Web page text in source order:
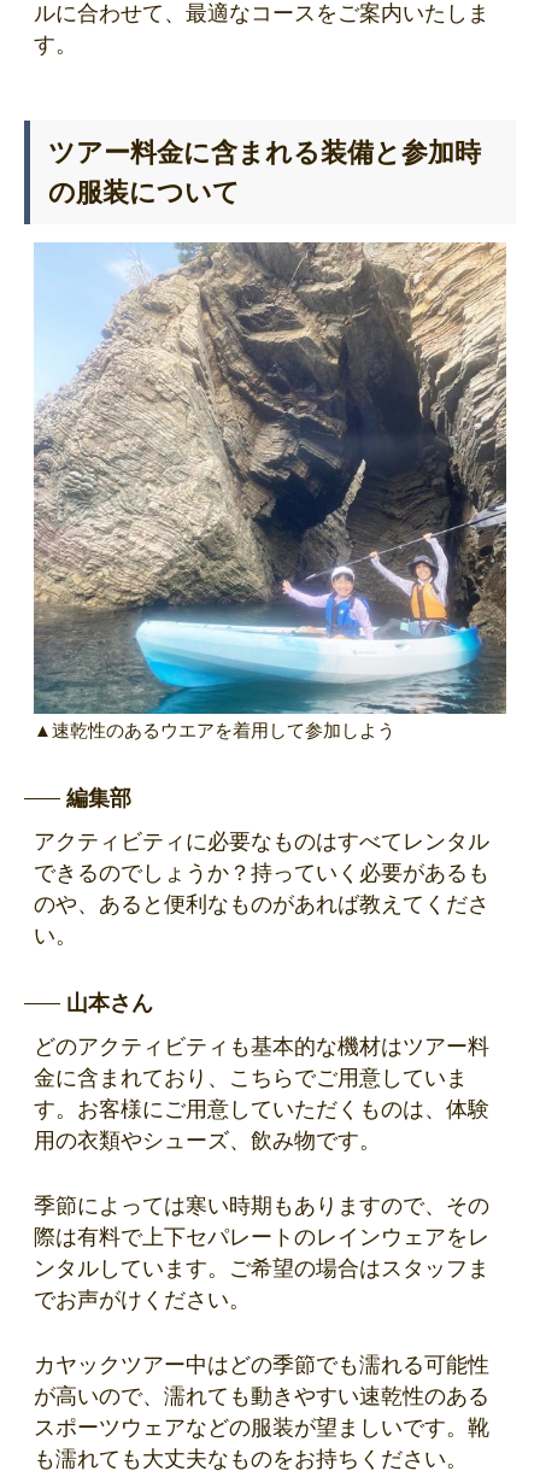
ルに合わせて、最適なコースをご案内いたしま
す。
ツアー料金に含まれる装備と参加時
の服装について
▲速乾性のあるウエアを着用して参加しよう
編集部
アクティビティに必要なものはすべてレンタル
できるのでしょうか？持っていく必要があるも
のや、あると便利なものがあれば教えてくださ
い。
山本さん
どのアクティビティも基本的な機材はツアー料
金に含まれており、こちらでご用意していま
す。お客様にご用意していただくものは、体験
用の衣類やシューズ、飲み物です。
季節によっては寒い時期もありますので、その
際は有料で上下セパレートのレインウェアをレ
ンタルしています。ご希望の場合はスタッフま
でお声がけください。
カヤックツアー中はどの季節でも濡れる可能性
が高いので、濡れても動きやすい速乾性のある
スポーツウェアなどの服装が望ましいです。靴
も濡れても大丈夫なものをお持ちください。